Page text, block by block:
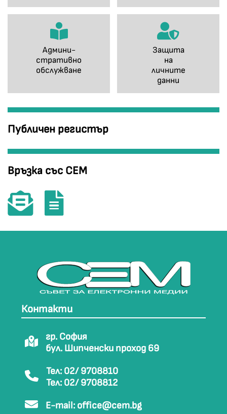
Админи-
стративно
обслужване
Защита
на
личните
данни
Публичен регистър
Връзка със СЕМ
Контакти
гр. София
бул. Шипченски проход 69
Тел: 02/ 9708810
Тел: 02/ 9708812
E-mail: office@cem.bg